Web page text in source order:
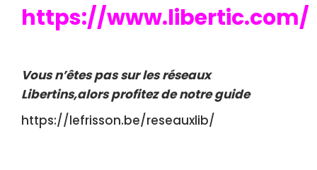
https://www.libertic.com/
Vous n’êtes pas sur les réseaux
Libertins,alors profitez de notre guide
https://lefrisson.be/reseauxlib/